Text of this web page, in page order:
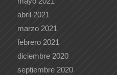
abril 2021
marzo 2021
febrero 2021
diciembre 2020
septiembre 2020